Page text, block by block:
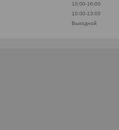
10:00-16:00
10:00-13:00
Выходной